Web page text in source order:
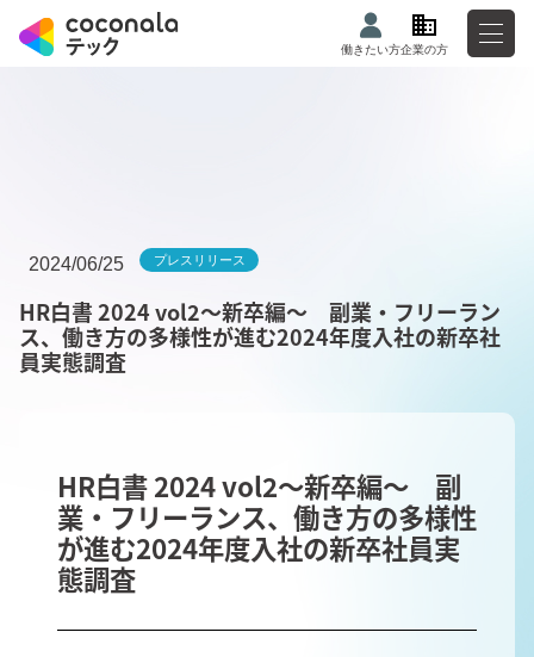
働きたい方企業の方
2024/06/25 プレスリリース
HR白書 2024 vol2～新卒編～ 副業・フリーラン
ス、働き方の多様性が進む2024年度入社の新卒社
員実態調査
HR白書 2024 vol2～新卒編～ 副
業・フリーランス、働き方の多様性
が進む2024年度入社の新卒社員実
態調査